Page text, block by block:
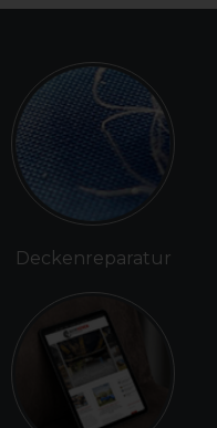
Deckenreparatur